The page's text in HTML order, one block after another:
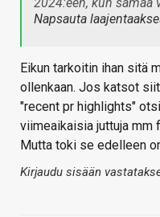
2024:een, kun samaa
Napsauta
Eikun tarkoitin ihan sitä
ollenkaan. Jos katsot
"recent pr highlights"
viimeaikaisia juttuja mm
Mutta toki se edelleen
Kirjaudu sisään